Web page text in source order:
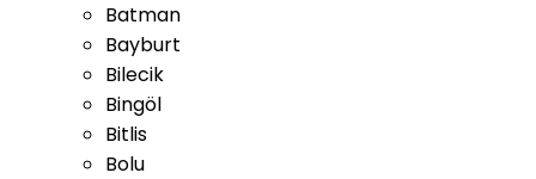
Batman
Bayburt
Bilecik
Bingöl
Bitlis
Bolu